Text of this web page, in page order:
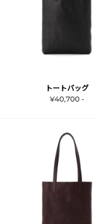
トートバッグ
¥40,700 -